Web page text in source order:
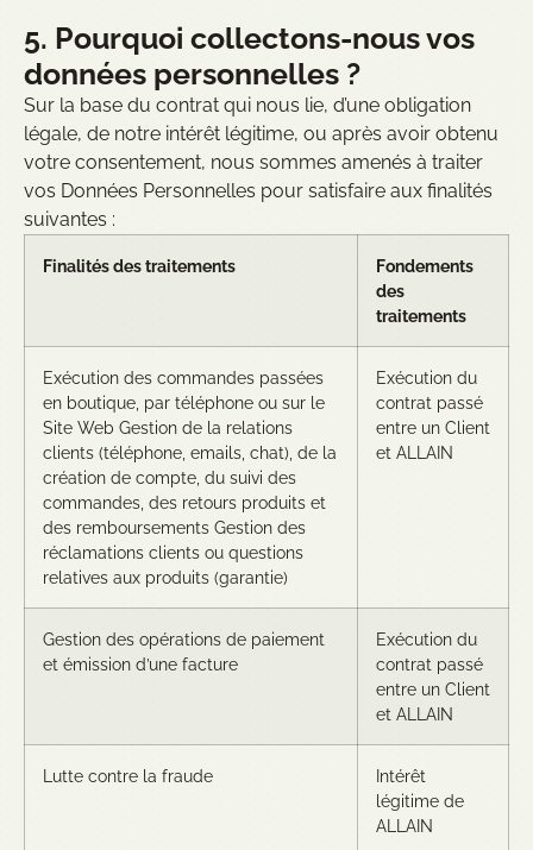
5. Pourquoi collectons-nous vos
données personnelles ?
Sur la base du contrat qui nous lie, d’une obligation
légale, de notre intérêt légitime, ou après avoir obtenu
votre consentement, nous sommes amenés à traiter
vos Données Personnelles pour satisfaire aux finalités
suivantes :
Finalités des traitements
Fondements
des
traitements
Exécution des commandes passées
en boutique, par téléphone ou sur le
Site Web Gestion de la relations
clients (téléphone, emails, chat), de la
création de compte, du suivi des
commandes, des retours produits et
des remboursements Gestion des
réclamations clients ou questions
relatives aux produits (garantie)
Exécution du
contrat passé
entre un Client
et ALLAIN
Gestion des opérations de paiement
et émission d’une facture
Exécution du
contrat passé
entre un Client
et ALLAIN
Lutte contre la fraude
Intérêt
légitime de
ALLAIN